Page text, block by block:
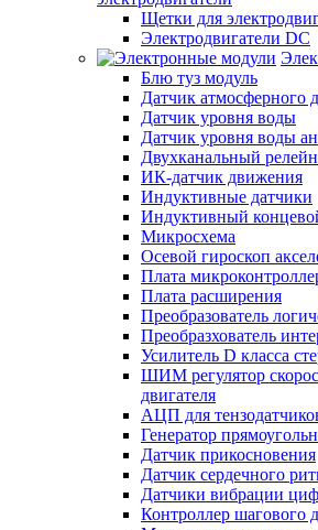
Щетки для
Электродвигатели DC
Блю туз модуль
Датчик атмосферного
Датчик уровня воды
Датчик уровня воды
Двухканальный
ИК-датчик движения
Индуктивные датчики
Индуктивный
Микросхема
Осевой гироскоп
Плата
Плата расширения
Преобразователь
Преобразхователь
Усилитель D класса
ШИМ регулятор
двигателя
АЦП для
Генератор
Датчик прикосновения
Датчик сердечного
Датчики вибрации
Контроллер шагового